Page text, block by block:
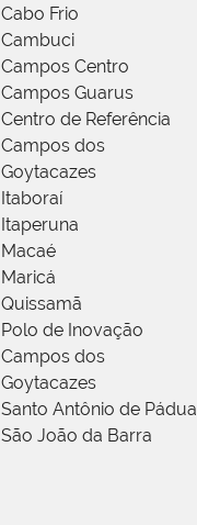
Cabo Frio
Cambuci
Campos Centro
Campos Guarus
Centro de Referência
Campos dos
Goytacazes
Itaboraí
Itaperuna
Macaé
Maricá
Quissamã
Polo de Inovação
Campos dos
Goytacazes
Santo Antônio de Pádua
São João da Barra